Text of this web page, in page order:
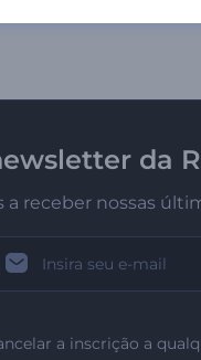
da
a receber nossas
a inscrição a